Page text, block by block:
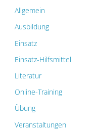
Allgemein
Ausbildung
Einsatz
Einsatz-Hilfsmittel
Literatur
Online-Training
Übung
Veranstaltungen